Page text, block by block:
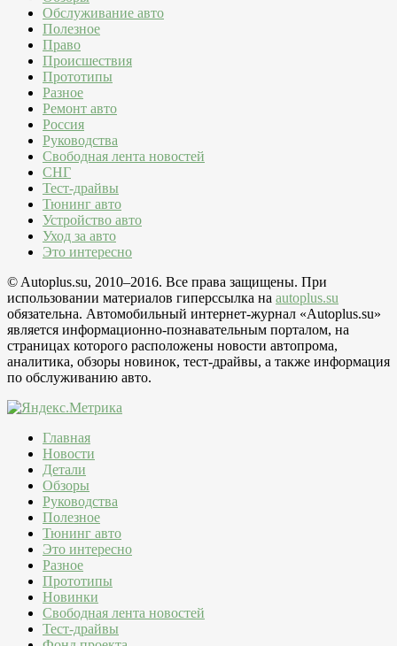
Обслуживание авто
Полезное
Право
Происшествия
Прототипы
Разное
Ремонт авто
Россия
Руководства
Свободная лента новостей
СНГ
Тест-драйвы
Тюнинг авто
Устройство авто
Уход за авто
Это интересно
© Autoplus.su, 2010–2016. Все права защищены. При
использовании материалов гиперссылка на autoplus.su
обязательна. Автомобильный интернет-журнал «Autoplus.su»
является информационно-познавательным порталом, на
страницах которого расположены новости автопрома,
аналитика, обзоры новинок, тест-драйвы, а также информация
по обслуживанию авто.
Главная
Новости
Детали
Обзоры
Руководства
Полезное
Тюнинг авто
Это интересно
Разное
Прототипы
Новинки
Свободная лента новостей
Тест-драйвы